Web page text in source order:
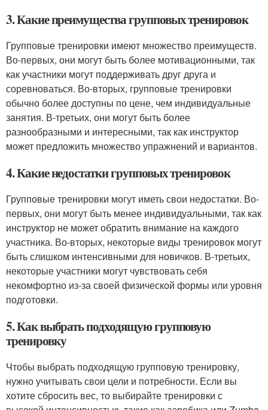
3. Какие преимущества групповых тренировок
Групповые тренировки имеют множество преимуществ.
Во-первых, они могут быть более мотивационными, так
как участники могут поддерживать друг друга и
соревноваться. Во-вторых, групповые тренировки
обычно более доступны по цене, чем индивидуальные
занятия. В-третьих, они могут быть более
разнообразными и интересными, так как инструктор
может предложить множество упражнений и вариантов.
4. Какие недостатки групповых тренировок
Групповые тренировки могут иметь свои недостатки. Во-
первых, они могут быть менее индивидуальными, так как
инструктор не может обратить внимание на каждого
участника. Во-вторых, некоторые виды тренировок могут
быть слишком интенсивными для новичков. В-третьих,
некоторые участники могут чувствовать себя
некомфортно из-за своей физической формы или уровня
подготовки.
5. Как выбрать подходящую групповую
тренировку
Чтобы выбрать подходящую групповую тренировку,
нужно учитывать свои цели и потребности. Если вы
хотите сбросить вес, то выбирайте тренировки с